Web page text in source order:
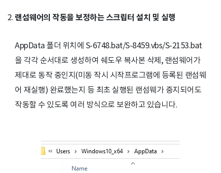
랜섬웨어의 작동을 보정하는 스크립터 설치 및 실행
AppData 폴더 위치에 S-6748.bat/S-8459.vbs/S-2153.bat
을 각각 순서대로 생성하여 쉐도우 복사본 삭제, 랜섬웨어가
제대로 동작 중인지(미동 작시 시작프로그램에 등록된 랜섬웨
어 재실행) 완료했는지 등 최초 실행된 랜섬웨가 중지되어도
작동할 수 있도록 여러 방식으로 보완하고 있습니다.